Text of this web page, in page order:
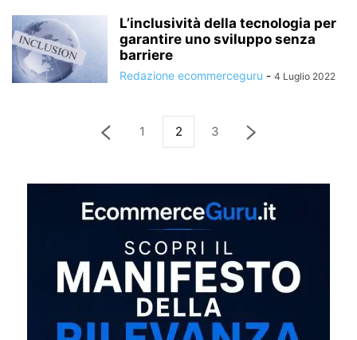
L’inclusività della tecnologia per
garantire uno sviluppo senza
barriere
Redazione ecommerceguru - 4 Luglio 2022
1 2 3